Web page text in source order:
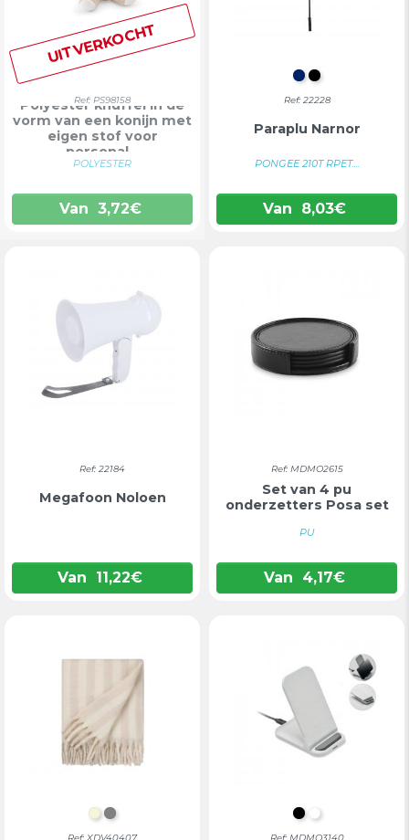
UITVERKOCHT
Ref: PS98158
Polyester knuffel in de
vorm van een konijn met
eigen stof voor
personal...
POLYESTER
Van 3,72€
ZWART
Ref: 22228
Paraplu Narnor
PONGEE 210T RPET....
Van 8,03€
Ref: 22184
Megafoon Noloen
Van 11,22€
Ref: MDMO2615
Set van 4 pu
onderzetters Posa set
PU
Van 4,17€
BEIGE
GRIJS ZWART
WIT